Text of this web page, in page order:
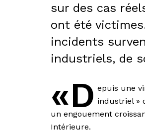
sur des cas
ont été
incidents
industriels, de
«D epuis une
industriel »
un engouement
Intérieure.